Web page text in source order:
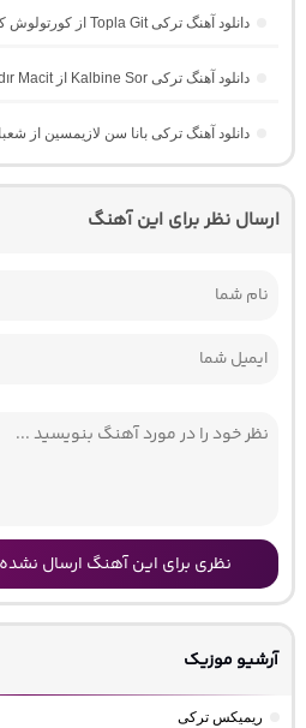
دانلود آهنگ ترکی Topla Git از کورتولوش کوش
دانلود آهنگ ترکی Kalbine Sor از Bahadır Macit و Tunahan Sakar
دانلود آهنگ ترکی بانا سن لازیمسین از
ارسال نظر برای این آهنگ
نظری برای این آهنگ ارسال
آرشیو موزیک
ریمیکس ترکی